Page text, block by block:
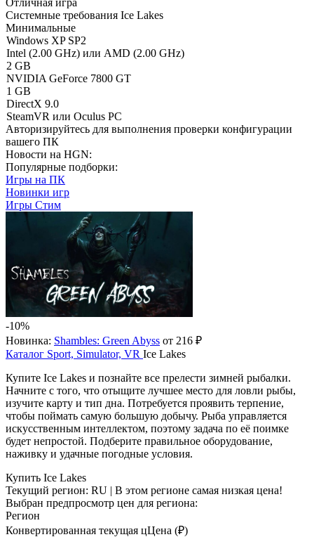
Отличная игра
Системные требования Ice Lakes
Минимальные
Windows XP SP2
Intel (2.00 GHz) или AMD (2.00 GHz)
2 GB
NVIDIA GeForce 7800 GT
1 GB
DirectX 9.0
SteamVR или Oculus PC
Авторизируйтесь для выполнения проверки конфигурации
вашего ПК
Новости на HGN:
Популярные подборки:
Игры на ПК
Новинки игр
Игры Стим
-10%
Новинка: Shambles: Green Abyss от 216 ₽
Каталог Sport, Simulator, VR Ice Lakes
Купите Ice Lakes и познайте все прелести зимней рыбалки.
Начните с того, что отыщите лучшее место для ловли рыбы,
изучите карту и тип дна. Потребуется проявить терпение,
чтобы поймать самую большую добычу. Рыба управляется
искусственным интеллектом, поэтому задача по её поимке
будет непростой. Подберите правильное оборудование,
наживку и удачные погодные условия.
Купить Ice Lakes
Текущий регион: RU | В этом регионе самая низкая цена!
Выбран предпросмотр цен для региона:
Регион
Конвертированная текущая цЦена (₽)